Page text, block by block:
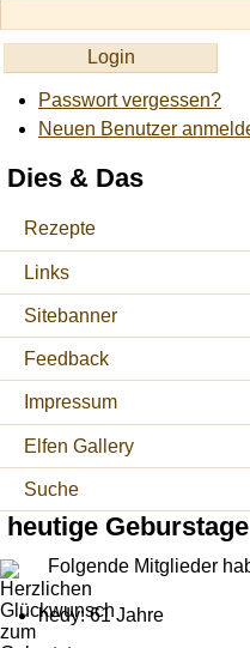
Passwort vergessen?
Neuen Benutzer
Dies & Das
Rezepte
Links
Sitebanner
Feedback
Impressum
Elfen Gallery
Suche
heutige Geburstage
Folgende Mitglieder
hedy: 61 Jahre